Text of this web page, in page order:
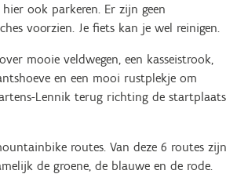
ook parkeren. Er zijn geen
voorzien. Je fiets kan je wel reinigen.
mooie veldwegen, een kasseistrook,
en een mooi rustplekje om
Lennik terug richting de startplaats
routes. Van deze 6 routes zijn
de groene, de blauwe en de rode.